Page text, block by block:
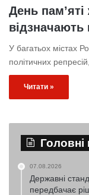
День
відзначають
У багатьох містах
політичних
Читати »
07.08.2026
Державні
передбачає